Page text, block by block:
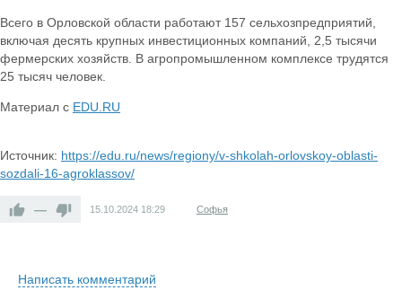
Всего в Орловской области работают 157 сельхозпредприятий,
включая десять крупных инвестиционных компаний, 2,5 тысячи
фермерских хозяйств. В агропромышленном комплексе трудятся
25 тысяч человек.
Материал с EDU.RU
Источник: https://edu.ru/news/regiony/v-shkolah-orlovskoy-oblasti-
sozdali-16-agroklassov/
— 15.10.2024 18:29 Софья
Написать комментарий